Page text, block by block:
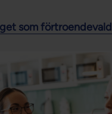
som förtroendevald